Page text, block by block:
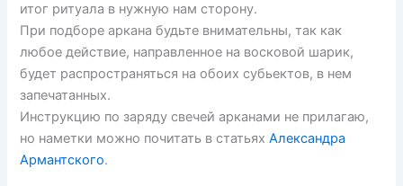
итог ритуала в нужную нам сторону.
При подборе аркана будьте внимательны, так как
любое действие, направленное на восковой шарик,
будет распространяться на обоих субьектов, в нем
запечатанных.
Инструкцию по заряду свечей арканами не прилагаю,
но наметки можно почитать в статьяхАлександра
Армантского.